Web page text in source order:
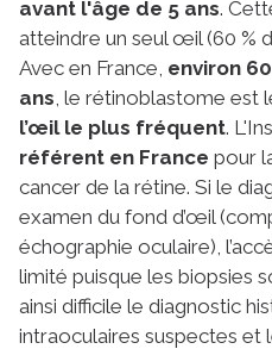
avant l'âge de 5 ans.
atteindre un seul œil (60 %
Avec en France, environ
ans , le rétinoblastome est
l’œil le plus fréquent.
référent en France pour
cancer de la rétine. Si le
examen du fond d’œil
échographie oculaire),
limité puisque les biopsies
ainsi difficile le diagnostic
intraoculaires suspectes et